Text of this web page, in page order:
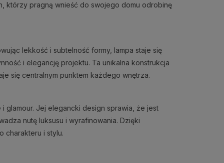
którzy pragną wnieść do swojego domu odrobinę
lekkość i subtelność formy, lampa staje się
i elegancję projektu. Ta unikalna konstrukcja
się centralnym punktem każdego wnętrza.
glamour. Jej elegancki design sprawia, że jest
nutę luksusu i wyrafinowania. Dzięki
charakteru i stylu.